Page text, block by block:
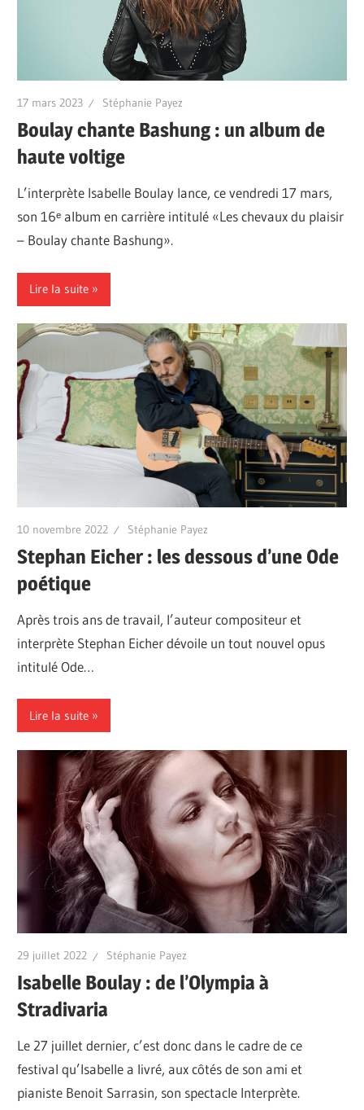
17 mars 2023 Stéphanie Payez
Boulay chante Bashung : un album de
haute voltige
L’interprète Isabelle Boulay lance, ce vendredi 17 mars,
son 16ᵉ album en carrière intitulé «Les chevaux du plaisir
– Boulay chante Bashung».
Lire la suite
10 novembre 2022 Stéphanie Payez
Stephan Eicher : les dessous d’une Ode
poétique
Après trois ans de travail, l’auteur compositeur et
interprète Stephan Eicher dévoile un tout nouvel opus
intitulé Ode…
Lire la suite
29 juillet 2022 Stéphanie Payez
Isabelle Boulay : de l’Olympia à
Stradivaria
Le 27 juillet dernier, c’est donc dans le cadre de ce
festival qu’Isabelle a livré, aux côtés de son ami et
pianiste Benoit Sarrasin, son spectacle Interprète.